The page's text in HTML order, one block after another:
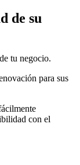
de su
tu negocio.
para sus
con el